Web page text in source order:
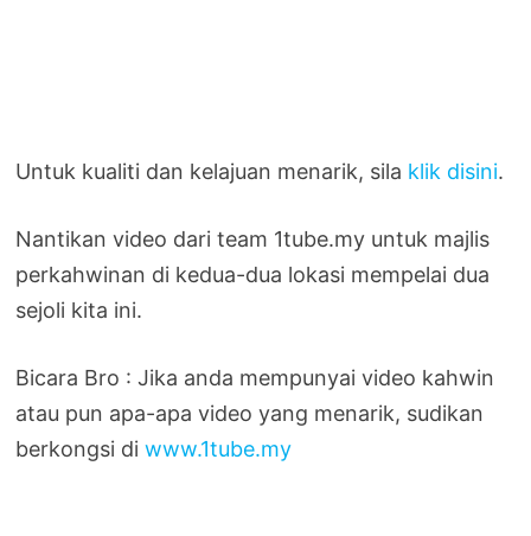
Untuk kualiti dan kelajuan menarik, sila klik disini.
Nantikan video dari team 1tube.my untuk majlis
perkahwinan di kedua-dua lokasi mempelai dua
sejoli kita ini.
Bicara Bro : Jika anda mempunyai video kahwin
atau pun apa-apa video yang menarik, sudikan
berkongsi diwww.1tube.my